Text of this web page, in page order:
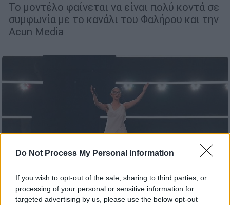
Do Not Process My Personal Information
If you wish to opt-out of the sale, sharing to third parties, or
processing of your personal or sensitive information for
targeted advertising by us, please use the below opt-out
Το μοντέλο φαίνεται να είναι πολύ κοντά σε
συμφωνία με το κανάλι του Φαλήρου και την
Acun Media